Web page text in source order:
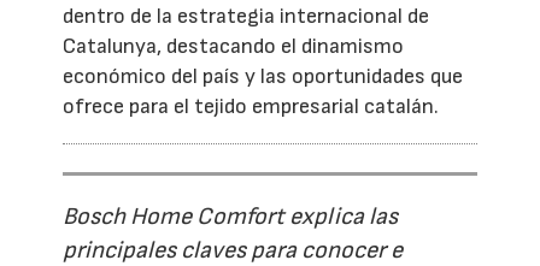
dentro de la estrategia internacional de
Catalunya, destacando el dinamismo
económico del país y las oportunidades que
ofrece para el tejido empresarial catalán.
Bosch Home Comfort explica las
principales claves para conocer e